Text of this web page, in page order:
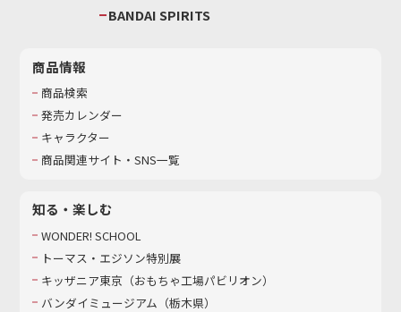
BANDAI SPIRITS
商品情報
商品検索
発売カレンダー
キャラクター
商品関連サイト・SNS一覧
知る・楽しむ
WONDER! SCHOOL
トーマス・エジソン特別展
キッザニア東京（おもちゃ工場パビリオン）​
バンダイミュージアム（栃木県）